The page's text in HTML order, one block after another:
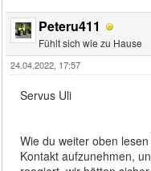
Peteru411
Fühlt sich wie zu Hause
24.04.2022, 17:57
Servus Uli
Wie du weiter oben
Kontakt aufzunehmen,